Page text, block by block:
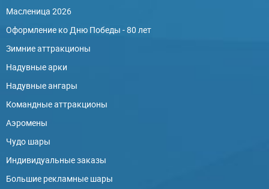
Масленица 2026
Оформление ко Дню Победы - 80 лет
Зимние аттракционы
Надувные арки
Надувные ангары
Командные аттракционы
Аэромены
Чудо шары
Индивидуальные заказы
Большие рекламные шары